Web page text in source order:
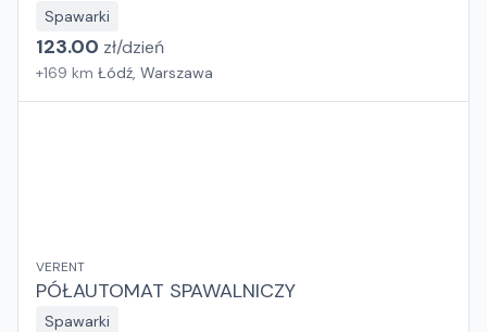
Spawarki
123.00 zł/dzień
+169 km Łódź, Warszawa
VERENT
PÓŁAUTOMAT SPAWALNICZY
Spawarki